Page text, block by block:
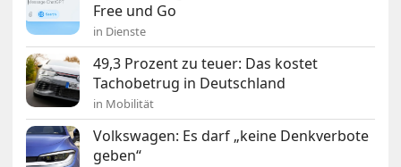
Free und Go
in Dienste
49,3 Prozent zu teuer: Das kostet
Tachobetrug in Deutschland
in Mobilität
Volkswagen: Es darf „keine Denkverbote
geben“